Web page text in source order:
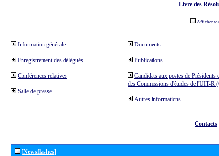
Livre des
Afficher
Information générale
Enregistrement des délégués
Conférences relatives
Salle de presse
Documents
Publications
Candidats aux postes de Présidents
des Commissions d'études de l'UIT-R
Autres informations
Contacts
[Newsflashes]